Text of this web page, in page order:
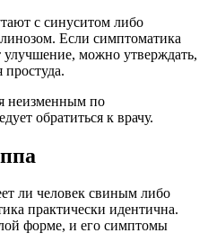
с синуситом либо
Если симптоматика
улучшение, можно утверждать,
простуда.
неизменным по
обратиться к врачу.
ли человек свиным либо
практически идентична.
форме, и его симптомы